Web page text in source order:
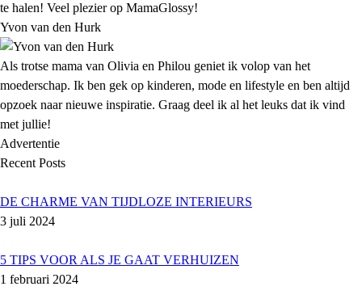
te halen! Veel plezier op MamaGlossy!
Yvon van den Hurk
Als trotse mama van Olivia en Philou geniet ik volop van het
moederschap. Ik ben gek op kinderen, mode en lifestyle en ben altijd
opzoek naar nieuwe inspiratie. Graag deel ik al het leuks dat ik vind
met jullie!
Advertentie
Recent Posts
DE CHARME VAN TIJDLOZE INTERIEURS
3 juli 2024
5 TIPS VOOR ALS JE GAAT VERHUIZEN
1 februari 2024